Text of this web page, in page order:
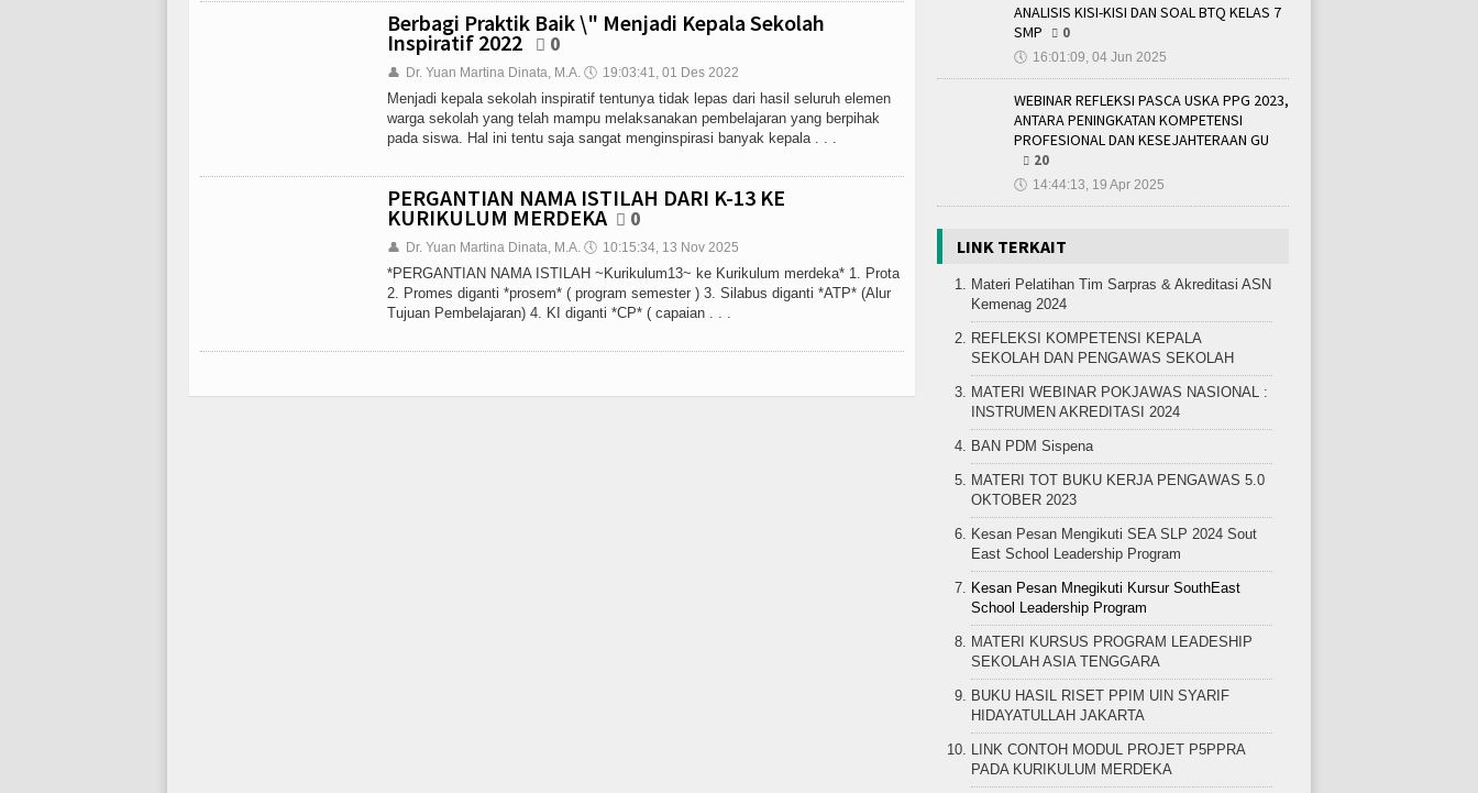
Berbagi Praktik Baik \" Menjadi Kepala Sekolah
Inspiratif 2022 0
👤 Dr. Yuan Martina Dinata, M.A. 🕔 19:03:41, 01 Des 2022
Menjadi kepala sekolah inspiratif tentunya tidak lepas dari hasil seluruh elemen
warga sekolah yang telah mampu melaksanakan pembelajaran yang berpihak
pada siswa. Hal ini tentu saja sangat menginspirasi banyak kepala . . .
PERGANTIAN NAMA ISTILAH DARI K-13 KE
KURIKULUM MERDEKA 0
👤 Dr. Yuan Martina Dinata, M.A. 🕔 10:15:34, 13 Nov 2025
*PERGANTIAN NAMA ISTILAH ~Kurikulum13~ ke Kurikulum merdeka* 1. Prota
2. Promes diganti *prosem* ( program semester ) 3. Silabus diganti *ATP* (Alur
Tujuan Pembelajaran) 4. KI diganti *CP* ( capaian . . .
ANALISIS KISI-KISI DAN SOAL BTQ KELAS 7
SMP
0
🕔 16:01:09, 04 Jun 2025
WEBINAR REFLEKSI PASCA USKA PPG 2023,
ANTARA PENINGKATAN KOMPETENSI
PROFESIONAL DAN KESEJAHTERAAN GU
20
🕔 14:44:13, 19 Apr 2025
LINK TERKAIT
Materi Pelatihan Tim Sarpras & Akreditasi ASN
Kemenag 2024
REFLEKSI KOMPETENSI KEPALA
SEKOLAH DAN PENGAWAS SEKOLAH
MATERI WEBINAR POKJAWAS NASIONAL :
INSTRUMEN AKREDITASI 2024
BAN PDM Sispena
MATERI TOT BUKU KERJA PENGAWAS 5.0
OKTOBER 2023
Kesan Pesan Mengikuti SEA SLP 2024 Sout
East School Leadership Program
Kesan Pesan Mnegikuti Kursur SouthEast
School Leadership Program
MATERI KURSUS PROGRAM LEADESHIP
SEKOLAH ASIA TENGGARA
BUKU HASIL RISET PPIM UIN SYARIF
HIDAYATULLAH JAKARTA
LINK CONTOH MODUL PROJET P5PPRA
PADA KURIKULUM MERDEKA